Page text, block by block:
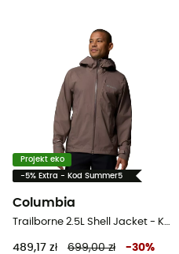
Projekt eko
-5% Extra - Kod Summer5
Columbia
Trailborne 2.5L Shell Jacket - Kurtka przeciwdeszczowa meska
489,17 zł 699,00 zł -30%